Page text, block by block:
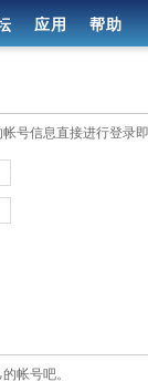
应用 帮助
号信息直接进行登录
帐号吧。